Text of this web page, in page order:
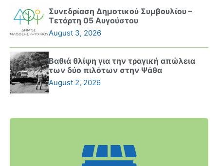
Συνεδρίαση Δημοτικού Συμβουλίου –
Τετάρτη 05 Αυγούστου
August 3, 2026
Βαθιά θλίψη για την τραγική απώλεια
των δύο πιλότων στην Ψάθα
August 2, 2026